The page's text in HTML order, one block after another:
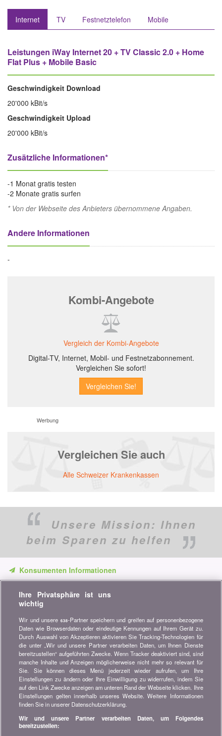
Internet TV Festnetztelefon Mobile
Leistungen iWay Internet 20 + TV Classic 2.0 + Home
Flat Plus + Mobile Basic
Geschwindigkeit Download
20'000 kBit/s
Geschwindigkeit Upload
20'000 kBit/s
Zusätzliche Informationen*
-1 Monat gratis testen
-2 Monate gratis surfen
* Von der Webseite des Anbieters übernommene Angaben.
Andere Informationen
-
Kombi-Angebote
Vergleich der Kombi-Angebote
Digital-TV, Internet, Mobil- und Festnetzabonnement.
Vergleichen Sie sofort!
Werbung
Vergleichen Sie auch
Alle Schweizer Krankenkassen
Unsere Mission: Ihnen
beim Sparen zu helfen
Konsumenten Informationen
unsere Vergleiche, Ratschläge und Tipps in den Bereichen
Versicherung, Finanzen, Konsumgüter und vieles mehr...
Newsletter bestellen
Treten Sie unserer Community bei
Bleiben Sie auf dem neuesten Stand, finden Sie alle Ratschläge
und Tipps zum Sparen auf:
Wissenswertes über bonus.ch
Ihre Privatsphäre ist uns
wichtig
Wir und unsere 638-Partner speichern und greifen auf personenbezogene
Daten wie Browserdaten oder eindeutige Kennungen auf Ihrem Gerät zu.
Durch Auswahl von Akzeptieren aktivieren Sie Tracking-Technologien für
die unter „Wir und unsere Partner verarbeiten Daten, um Ihnen Dienste
bereitzustellen“ aufgeführten Zwecke. Wenn Tracker deaktiviert sind, sind
manche Inhalte und Anzeigen möglicherweise nicht mehr so relevant für
Sie. Sie können dieses Menü jederzeit wieder aufrufen, um Ihre
Einstellungen zu ändern oder Ihre Einwilligung zu widerrufen, indem Sie
auf den Link Zwecke anzeigen am unteren Rand der Webseite klicken. Ihre
Einstellungen gelten innerhalb unseres Website. Weitere Informationen
finden Sie in unserer Datenschutzerklärung.
Wir und unsere Partner verarbeiten Daten, um Folgendes
bereitzustellen: